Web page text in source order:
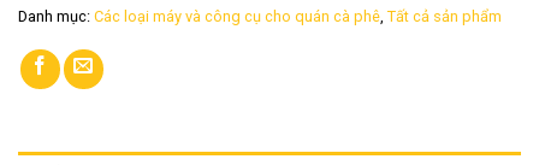
Danh mục: Các loại máy và công cụ cho quán cà phê Tất cả sản phẩm